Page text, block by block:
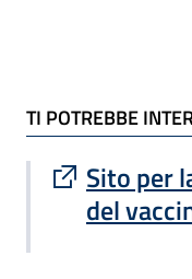
TI POTREBBE
TI POTREBBE
Sito per
del
Sito esterno